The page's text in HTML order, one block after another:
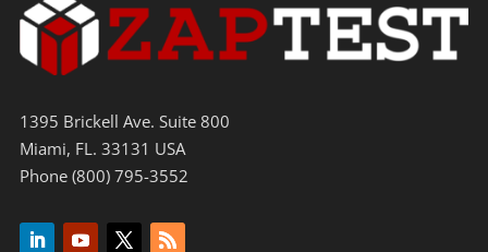
1395 Brickell Ave. Suite 800
Miami, FL. 33131 USA
Phone (800) 795-3552